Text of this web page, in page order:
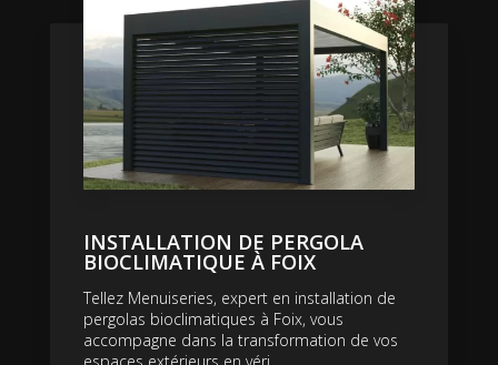
INSTALLATION DE PERGOLA
BIOCLIMATIQUE À FOIX
Tellez Menuiseries, expert en installation de
pergolas bioclimatiques à Foix, vous
accompagne dans la transformation de vos